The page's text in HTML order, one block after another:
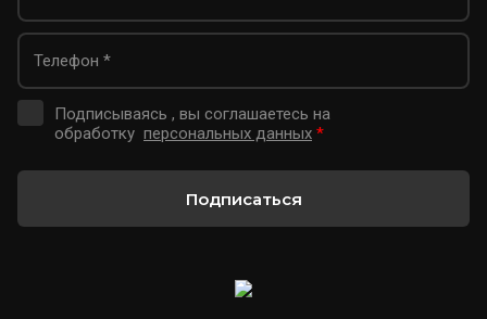
Подписываясь , вы соглашаетесь на
обработку персональных данных *
Подписаться